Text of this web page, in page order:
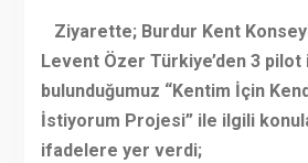
Ziyarette; Burdur Kent
Levent Özer Türkiye’den 3 pilot
bulunduğumuz “Kentim İçin
İstiyorum Projesi” ile ilgili
ifadelere yer verdi;